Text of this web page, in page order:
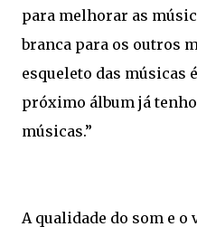
para melhorar as
branca para os outros
esqueleto das músicas
próximo álbum já
músicas.”
A qualidade do som e o